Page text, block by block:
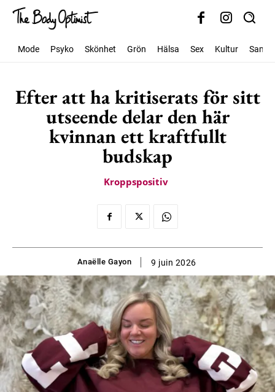
Mode Psyko Skönhet Grön Hälsa Sex Kultur
Efter att ha kritiserats för sitt
utseende delar den här
kvinnan ett kraftfullt
budskap
Kroppspositiv
Anaëlle Gayon 9 juin 2026